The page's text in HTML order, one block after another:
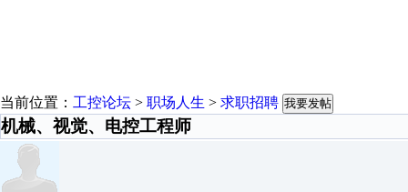
当前位置： 工控论坛 > 职场人生 > 求职招聘 我要发帖
机械、视觉、电控工程师